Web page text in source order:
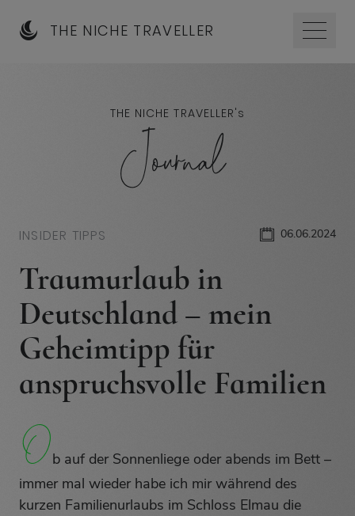
THE NICHE TRAVELLER
THE NICHE TRAVELLER's
Journal
INSIDER TIPPS 06.06.2024
Traumurlaub in
Deutschland – mein
Geheimtipp für
anspruchsvolle Familien
O
Ob auf der Sonnenliege oder abends im Bett –
immer mal wieder habe ich mir während des
kurzen Familienurlaubs im Schloss Elmau die